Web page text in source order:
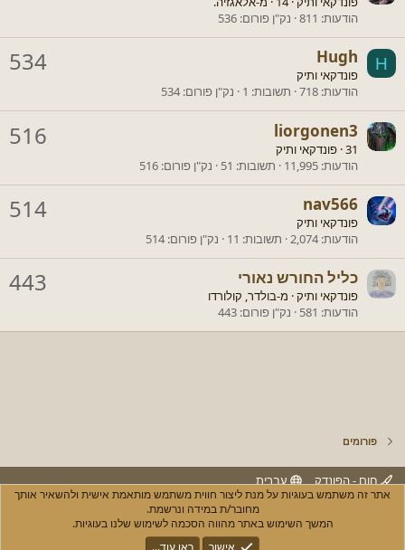
הודעות 811 נק"ן פורום 536
H
534 Hugh
פונדקאי ותיק
הודעות 718 תשובות 1 נק"ן פורום 534
516 liorgonen3
פונדקאי ותיק ·31
הודעות 11,995 תשובות 51 נק"ן פורום 516
514 nav566
פונדקאי ותיק
הודעות 2,074 תשובות 11 נק"ן פורום 514
443 כליל החורש נאורי
פונדקאי ותיק· מ-בולדר, קולורדו
הודעות 581 נק"ן פורום 443
פורומים
חום - הפונדק
עברית
חוקים ותנאי שימוש מדיניות הפרטיות
S
Community platform by XenForo
אתר זה משתמש בעוגיות על מנת ליצור חווית משתמש מותאמת אישית ולהשאיר אותך
מחובר/ת במידה ונרשמת.
המשך השימוש באתר מהווה הסכמה לשימוש שלנו בעוגיות.
אישור
ראו עוד...